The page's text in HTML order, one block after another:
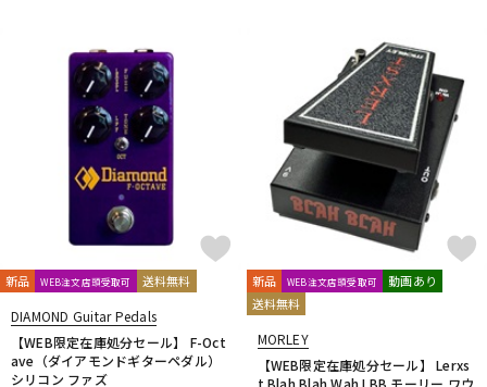
新品 WEB注文店頭受取可 送料無料
DIAMOND Guitar Pedals
【WEB限定在庫処分セール】 F-Oct
ave（ダイアモンドギターペダル）
シリコン ファズ
新品 WEB注文店頭受取可
動画あり
送料無料
MORLEY
【WEB限定在庫処分セール】 Lerxs
t Blah Blah Wah LBB モーリー ワウ